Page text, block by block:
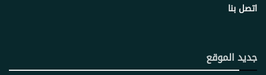
اتصل بنا
جديد الموقع